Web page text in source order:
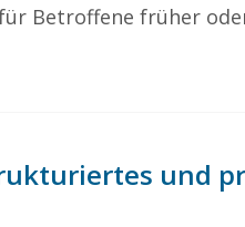
Betroffene früher
und